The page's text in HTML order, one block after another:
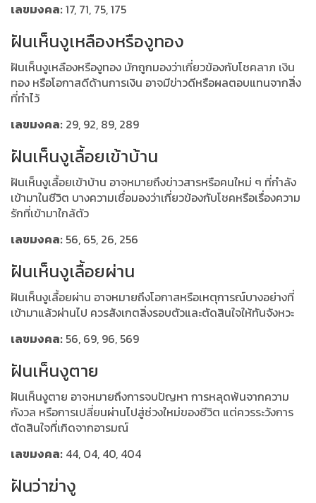
เลขมงคล:17, 71, 75, 175
ฝันเห็นงูเหลืองหรืองูทอง
ฝันเห็นงูเหลืองหรืองูทอง มักถูกมองว่าเกี่ยวข้องกับโชคลาภ เงิน
ทอง หรือโอกาสดีด้านการเงิน อาจมีข่าวดีหรือผลตอบแทนจากสิ่ง
ที่ทำไว้
เลขมงคล: 29, 92, 89, 289
ฝันเห็นงูเลื้อยเข้าบ้าน
ฝันเห็นงูเลื้อยเข้าบ้าน อาจหมายถึงข่าวสารหรือคนใหม่ ๆ ที่กำลัง
เข้ามาในชีวิต บางความเชื่อมองว่าเกี่ยวข้องกับโชคหรือเรื่องความ
รักที่เข้ามาใกล้ตัว
เลขมงคล: 56, 65, 26, 256
ฝันเห็นงูเลื้อยผ่าน
ฝันเห็นงูเลื้อยผ่าน อาจหมายถึงโอกาสหรือเหตุการณ์บางอย่างที่
เข้ามาแล้วผ่านไป ควรสังเกตสิ่งรอบตัวและตัดสินใจให้ทันจังหวะ
เลขมงคล: 56, 69, 96, 569
ฝันเห็นงูตาย
ฝันเห็นงูตาย อาจหมายถึงการจบปัญหา การหลุดพ้นจากความ
กังวล หรือการเปลี่ยนผ่านไปสู่ช่วงใหม่ของชีวิต แต่ควรระวังการ
ตัดสินใจที่เกิดจากอารมณ์
เลขมงคล: 44, 04, 40, 404
ฝันว่าฆ่างู